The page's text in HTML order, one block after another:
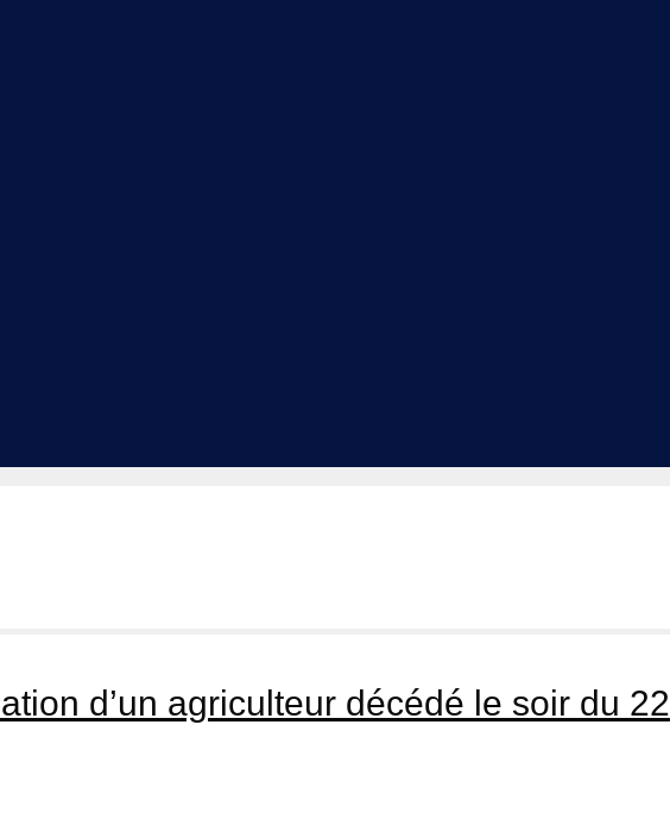
d’un agriculteur décédé le soir du 22